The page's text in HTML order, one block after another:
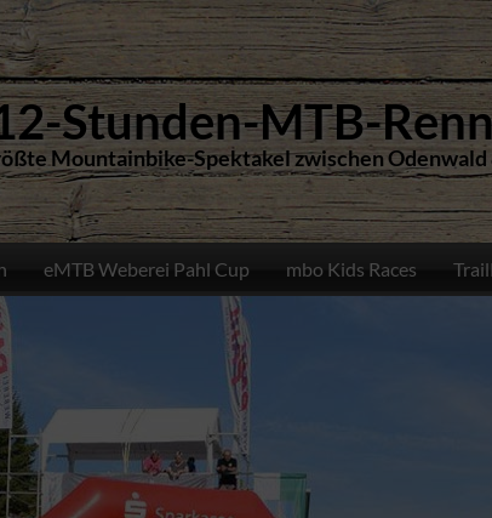
Stunden-MTB-
Mountainbike-Spektakel zwischen Odenwald
eMTB Weberei Pahl Cup mbo Kids Races